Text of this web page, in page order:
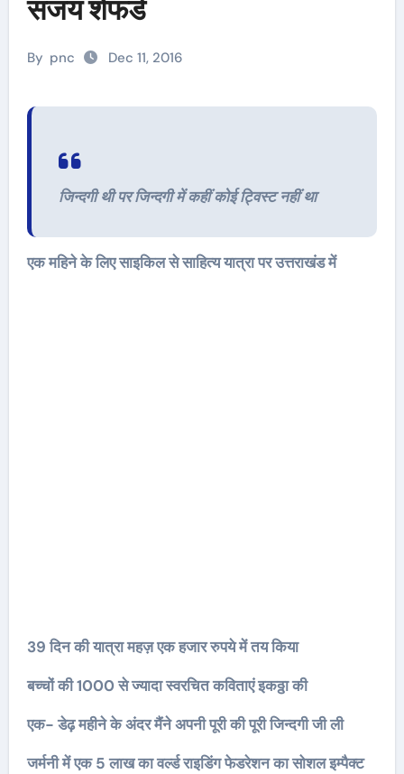
संजय शेफर्ड
By pnc Dec 11, 2016
जिन्दगी थी पर जिन्दगी में कहीं कोई ट्विस्ट नहीं था
एक महिने के लिए साइकिल से साहित्य यात्रा पर उत्तराखंड में
39 दिन की यात्रा महज़ एक हजार रुपये में तय किया
बच्चों की 1000 से ज्यादा स्वरचित कविताएं इकठ्ठा की
एक- डेढ़ महीने के अंदर मैंने अपनी पूरी की पूरी जिन्दगी जी ली
जर्मनी में एक 5 लाख का वर्ल्ड राइडिंग फेडरेशन का सोशल इम्पैक्ट